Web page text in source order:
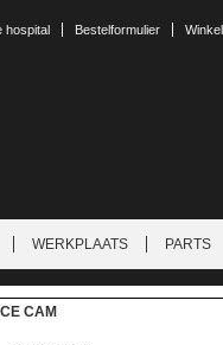
hospital Bestelformulier
WERKPLAATS PARTS
CAM